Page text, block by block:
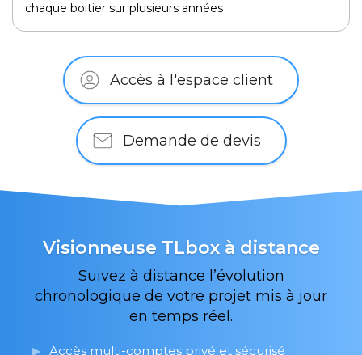
chaque boitier sur plusieurs années
Accès à l'espace client
Demande de devis
Visionneuse TLbox à distance
Suivez à distance l’évolution
chronologique de votre projet mis à jour
en temps réel.
Accès multi-comptes privé et sécurisé